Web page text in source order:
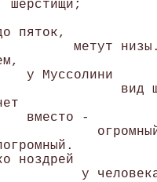
шерстищи;
пяток,
метут
у Муссолини
вид
вместо -
ноздрей
у